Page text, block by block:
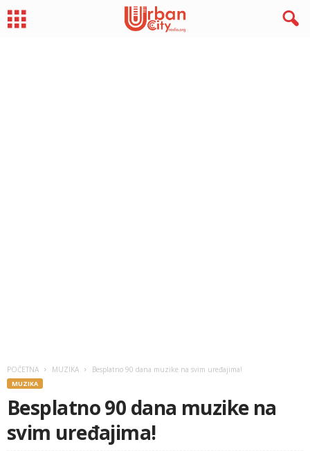
POČETNA MUZIKA Besplatno 90 dana muzike na svim uređajima!
MUZIKA
Besplatno 90 dana muzike na
svim uređajima!